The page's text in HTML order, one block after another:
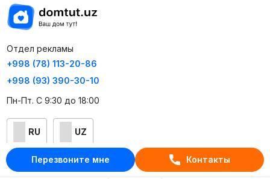
Перезвоните мне Контакты
Отдел рекламы
+998 (78) 113-20-86
+998 (93) 390-30-10
Пн-Пт. С 9:30 до 18:00
RU UZ
Контакты